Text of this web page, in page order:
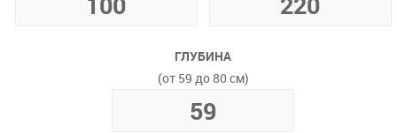
ГЛУБИНА
(от 59 до 80 см)